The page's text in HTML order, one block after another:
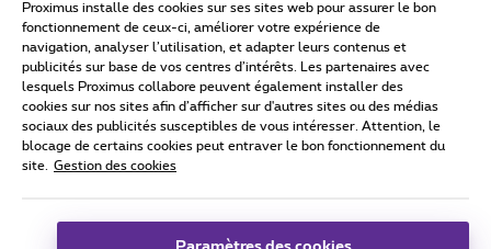
Conditions d'utilisation Accessibility statement
Tous droits réservés. © 2026 Proximus
Conditions générales, info consommateur
Coordonnées de l’entreprise
Proximus installe des cookies sur ses sites web pour assurer le bon
fonctionnement de ceux-ci, améliorer votre expérience de
navigation, analyser l’utilisation, et adapter leurs contenus et
publicités sur base de vos centres d’intérêts. Les partenaires avec
lesquels Proximus collabore peuvent également installer des
cookies sur nos sites afin d’afficher sur d'autres sites ou des médias
sociaux des publicités susceptibles de vous intéresser. Attention, le
blocage de certains cookies peut entraver le bon fonctionnement du
site.
Gestion des cookies